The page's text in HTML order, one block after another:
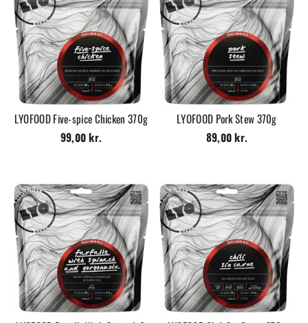
LYOFOOD Five-spice Chicken 370g
99,00 kr.
LYOFOOD Pork Stew 370g
89,00 kr.